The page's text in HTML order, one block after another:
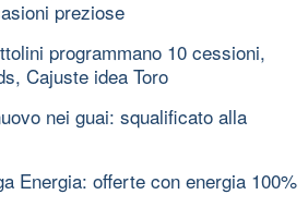
preziose
programmano 10 cessioni,
Cajuste idea Toro
nei guai: squalificato alla
Energia: offerte con energia 100%